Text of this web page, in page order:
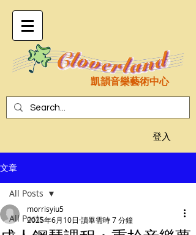
凱韻音樂藝術中心
登入
文章
All Posts
All Posts
morrisyiu5
2025年6月10日 讀畢需時 7 分鐘